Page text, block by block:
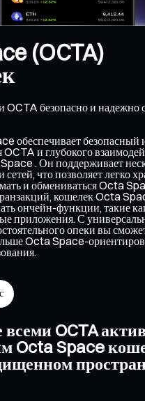
(OCTA)
OCTA безопасно и
обеспечивает безопасный
и глубокого
. Он поддерживает
что позволяет легко
и обмениваться Octa
кошелек Octa
ончейн-функции, такие
приложения. С
опеки вы
Octa Space-
OCTA
Octa Space